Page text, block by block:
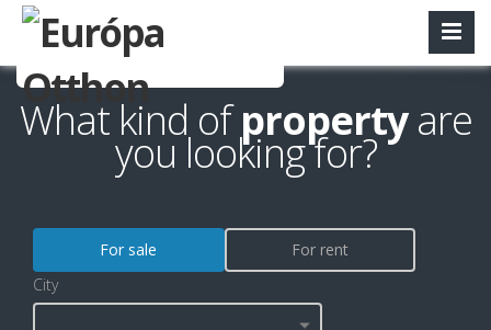
What kind ofpropertyare
you looking for?
For sale
For rent
City